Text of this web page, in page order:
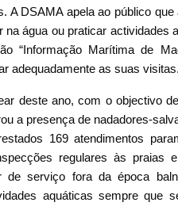
A DSAMA apela ao público
na água ou praticar
“Informação Marítima de
adequadamente as suas visitas.
deste ano, com o objectivo
a presença de nadadores-
169 atendimentos
regulares às
de serviço fora da época
aquáticas sempre